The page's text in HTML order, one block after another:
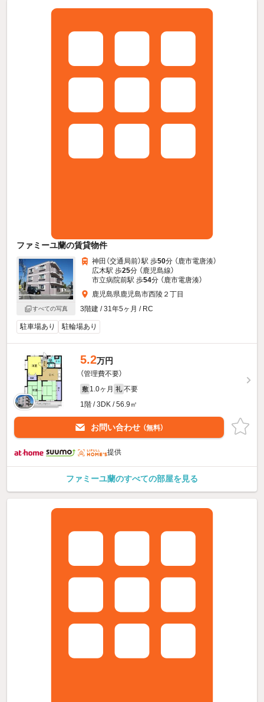
ファミーユ蘭の賃貸物件
すべての写真
神田（交通局前）駅 歩50分 （鹿市電唐湊）
広木駅 歩25分 （鹿児島線）
市立病院前駅 歩54分 （鹿市電唐湊）
鹿児島県鹿児島市西陵２丁目
3階建 / 31年5ヶ月 / RC
駐車場あり 駐輪場あり
5.2万円
（管理費不要）
敷 1.0ヶ月 礼 不要
1階 / 3DK / 56.9㎡
お問い合わせ （無料）
提供
ファミーユ蘭のすべての部屋を見る